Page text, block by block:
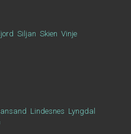
Siljan Skien Vinje
Lindesnes Lyngdal